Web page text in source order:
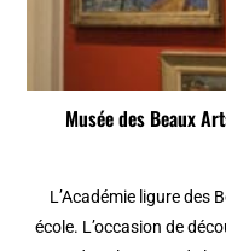
Musée des Beaux
L’Académie ligure des
école. L’occasion de